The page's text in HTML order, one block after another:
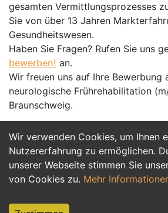
Wir verwenden Cookies, um Ihnen
Nutzererfahrung zu ermöglichen.
unserer Webseite stimmen Sie
von Cookies zu. Mehr
gesamten Vermittlungsprozesses
Sie von über 13 Jahren
Gesundheitswesen.
Haben Sie Fragen? Rufen Sie uns
bewerben! an.
Wir freuen uns auf Ihre Bewerbung
neurologische Frührehabilitation
Braunschweig.
Jetzt